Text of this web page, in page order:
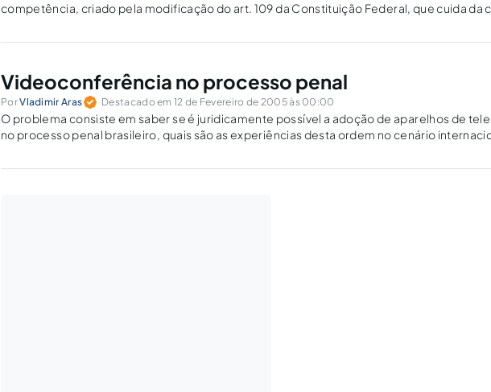
competência, criado pela modificação do art. 109 da Constituição Federal, que cuida da
Videoconferência no processo penal
PorVladimir Aras Destacado em 12 de Fevereiro de 2005 às 00:00
O problema consiste em saber se é juridicamente possível a adoção de aparelhos de teleconferência
no processo penal brasileiro, quais são as experiências desta ordem no cenário